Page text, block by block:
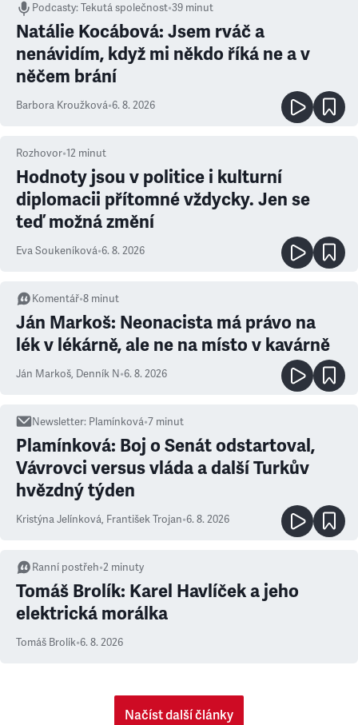
Podcasty:Tekutá společnost•39 minut
Natálie Kocábová: Jsem rváč a
nenávidím, když mi někdo říká ne a v
něčem brání
Barbora Kroužková•6. 8. 2026
Rozhovor•12 minut
Hodnoty jsou v politice i kulturní
diplomacii přítomné vždycky. Jen se
teď možná změní
Eva Soukeníková•6. 8. 2026
Komentář•8 minut
Ján Markoš: Neonacista má právo na
lék v lékárně, ale ne na místo v kavárně
Ján Markoš, Denník N•6. 8. 2026
Newsletter: Plamínková•7 minut
Plamínková: Boj o Senát odstartoval,
Vávrovci versus vláda a další Turkův
hvězdný týden
Kristýna Jelínková, František Trojan•6. 8. 2026
Ranní postřeh•2 minuty
Tomáš Brolík: Karel Havlíček a jeho
elektrická morálka
Tomáš Brolík•6. 8. 2026
Načíst další články